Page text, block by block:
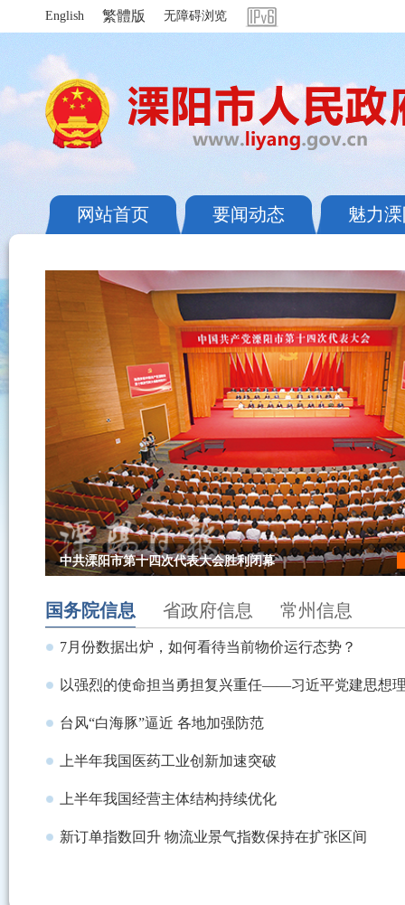
English 繁體版 无障碍浏览
网站首页 要闻动态 魅力
中共溧阳市第十四次代表大会胜利闭幕
null
null
null
null
null
国务院信息 省政府信息 常州信息
7月份数据出炉，如何看待当前物价运行态势？
以强烈的使命担当勇担复兴重任——习近平党建思想
台风“白海豚”逼近 各地加强防范
上半年我国医药工业创新加速突破
上半年我国经营主体结构持续优化
新订单指数回升 物流业景气指数保持在扩张区间